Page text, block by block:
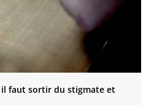
faut sortir du stigmate et